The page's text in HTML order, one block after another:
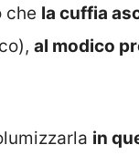
che la cuffia
al modico
in